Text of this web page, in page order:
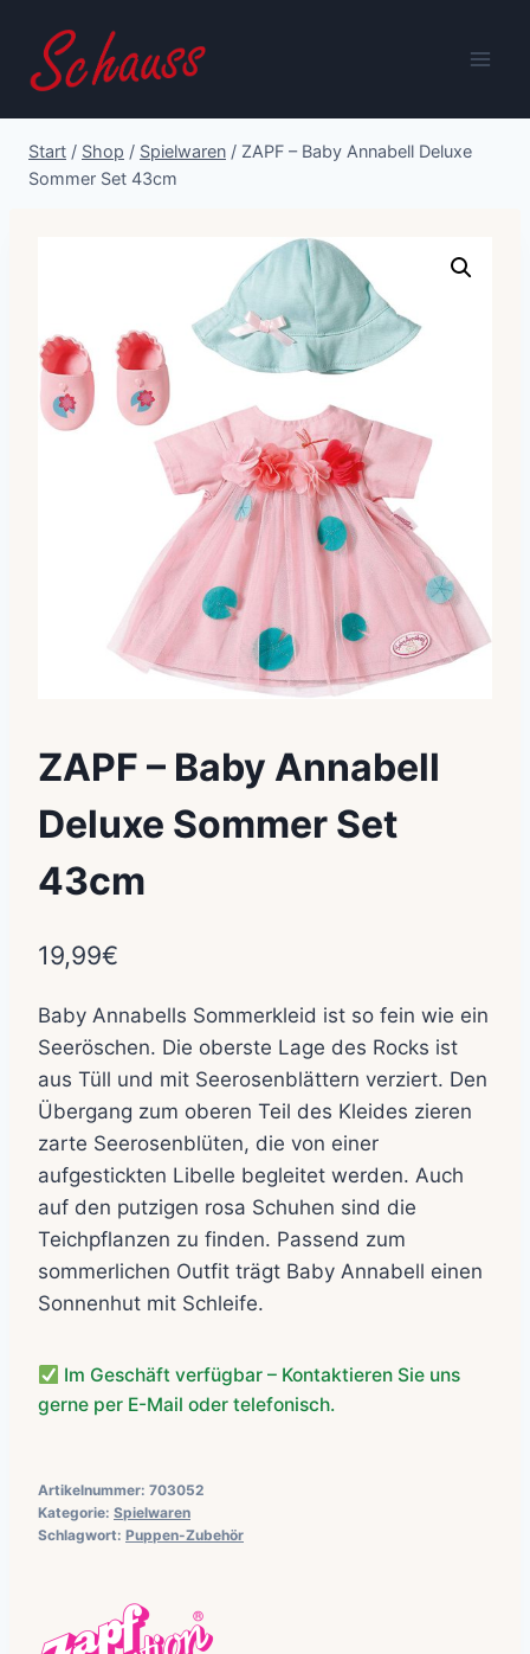
Inhalt
springen
Start / Shop / Spielwaren / ZAPF – Baby Annabell Deluxe
Sommer Set 43cm
ZAPF – Baby Annabell
Deluxe Sommer Set
43cm
19,99€
Baby Annabells Sommerkleid ist so fein wie ein
Seeröschen. Die oberste Lage des Rocks ist
aus Tüll und mit Seerosenblättern verziert. Den
Übergang zum oberen Teil des Kleides zieren
zarte Seerosenblüten, die von einer
aufgestickten Libelle begleitet werden. Auch
auf den putzigen rosa Schuhen sind die
Teichpflanzen zu finden. Passend zum
sommerlichen Outfit trägt Baby Annabell einen
Sonnenhut mit Schleife.
Im Geschäft verfügbar – Kontaktieren Sie uns
gerne per E-Mail oder telefonisch.
Artikelnummer: 703052
Kategorie: Spielwaren
Schlagwort: Puppen-Zubehör